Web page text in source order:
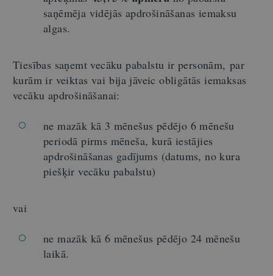
saņēmēja vidējās apdrošināšanas iemaksu
algas.
Tiesības saņemt vecāku pabalstu ir personām, par
kurām ir veiktas vai bija jāveic obligātās iemaksas
vecāku apdrošināšanai:
ne mazāk kā 3 mēnešus pēdējo 6 mēnešu
periodā pirms mēneša, kurā iestājies
apdrošināšanas gadījums (datums, no kura
piešķir vecāku pabalstu)
vai
ne mazāk kā 6 mēnešus pēdējo 24 mēnešu
laikā.